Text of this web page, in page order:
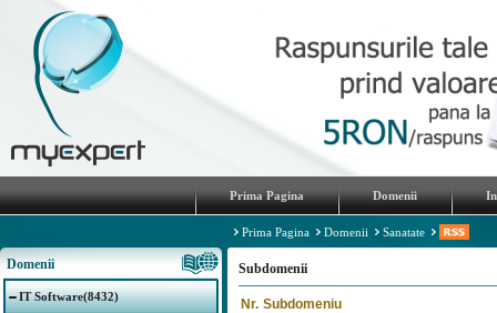
Prima Pagina Domenii
Domenii
IT Software(8432)
Prima Pagina Domenii Sanatate
Subdomenii
Nr. Subdomeniu